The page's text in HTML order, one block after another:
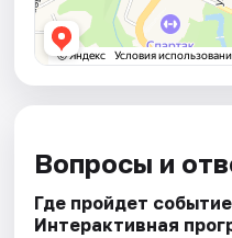
Вопросы и
Где пройдет
Интерактивная